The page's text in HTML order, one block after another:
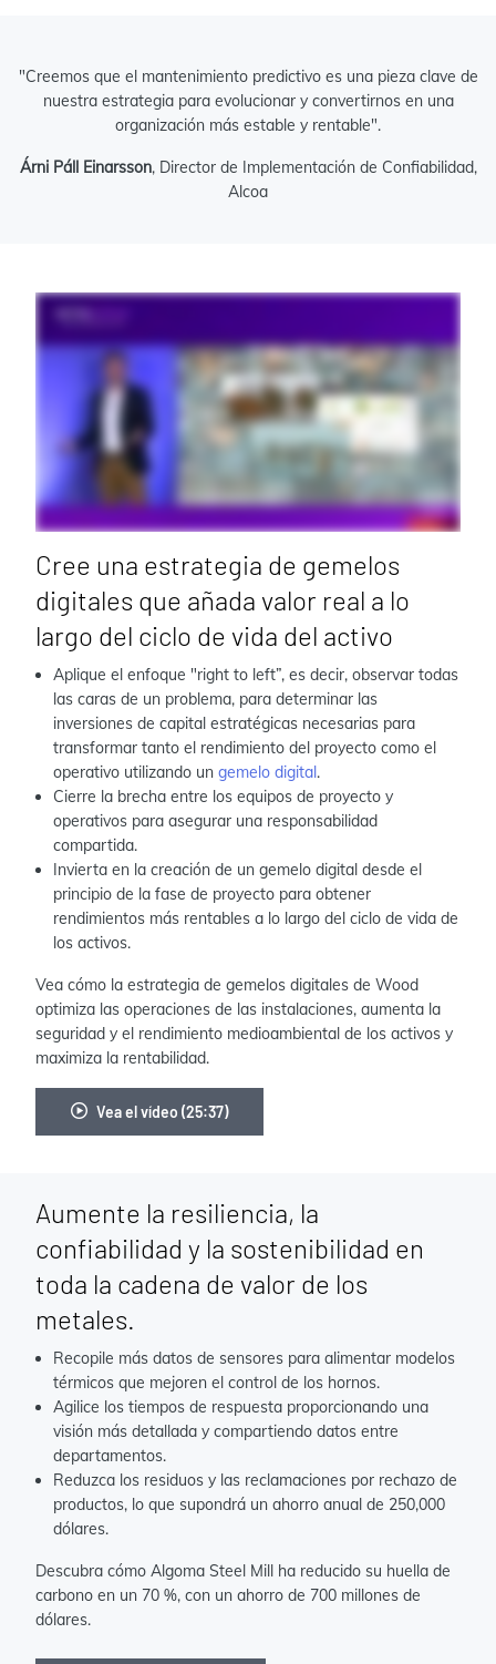
"Creemos que el mantenimiento predictivo es una pieza clave de
nuestra estrategia para evolucionar y convertirnos en una
organización más estable y rentable".
Árni Páll Einarsson, Director de Implementación de Confiabilidad,
Alcoa
Cree una estrategia de gemelos
digitales que añada valor real a lo
largo del ciclo de vida del activo
Aplique el enfoque "right to left”, es decir, observar todas
las caras de un problema, para determinar las
inversiones de capital estratégicas necesarias para
transformar tanto el rendimiento del proyecto como el
operativo utilizando un gemelo digital.
Cierre la brecha entre los equipos de proyecto y
operativos para asegurar una responsabilidad
compartida.
Invierta en la creación de un gemelo digital desde el
principio de la fase de proyecto para obtener
rendimientos más rentables a lo largo del ciclo de vida de
los activos.
Vea cómo la estrategia de gemelos digitales de Wood
optimiza las operaciones de las instalaciones, aumenta la
seguridad y el rendimiento medioambiental de los activos y
maximiza la rentabilidad.
Vea el vídeo (25:37)
Aumente la resiliencia, la
confiabilidad y la sostenibilidad en
toda la cadena de valor de los
metales.
Recopile más datos de sensores para alimentar modelos
térmicos que mejoren el control de los hornos.
Agilice los tiempos de respuesta proporcionando una
visión más detallada y compartiendo datos entre
departamentos.
Reduzca los residuos y las reclamaciones por rechazo de
productos, lo que supondrá un ahorro anual de 250,000
dólares.
Descubra cómo Algoma Steel Mill ha reducido su huella de
carbono en un 70 %, con un ahorro de 700 millones de
dólares.